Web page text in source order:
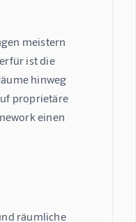
meistern
ist die
hinweg
proprietäre
einen
räumliche